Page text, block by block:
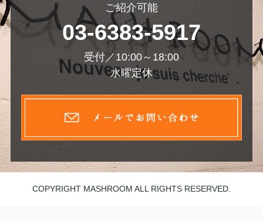
ご紹介可能
03-6383-5917
受付／10:00～18:00
水曜定休
COPYRIGHT MASHROOM ALL RIGHTS RESERVED.